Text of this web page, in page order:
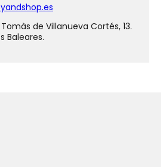
de Villanueva Cortés, 13.
Baleares.